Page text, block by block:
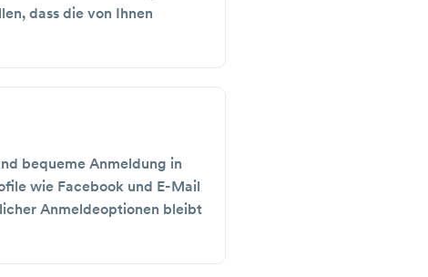
dass die von Ihnen
bequeme Anmeldung in
wie Facebook und E-Mail
Anmeldeoptionen bleibt